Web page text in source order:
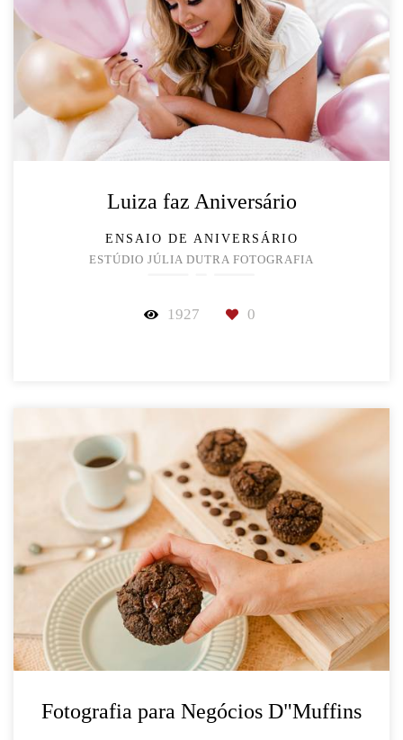
Luiza faz Aniversário
ENSAIO DE ANIVERSÁRIO
ESTÚDIO JÚLIA DUTRA FOTOGRAFIA
1927 0
Fotografia para Negócios D"Muffins